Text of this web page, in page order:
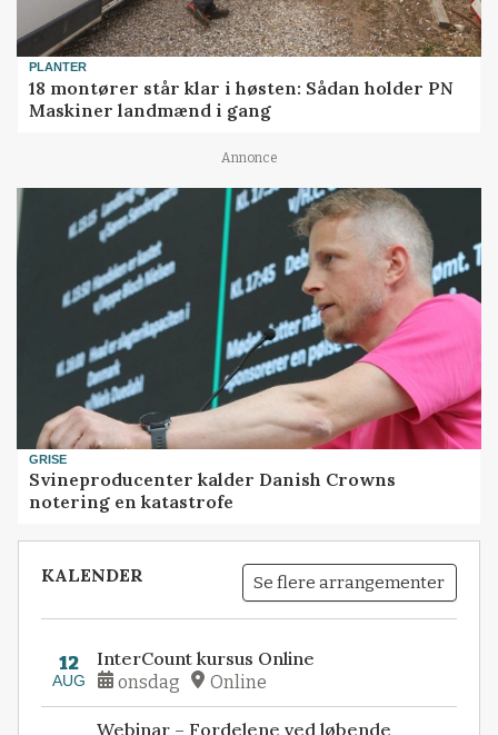
PLANTER
18 montører står klar i høsten: Sådan holder PN
Maskiner landmænd i gang
Annonce
GRISE
Svineproducenter kalder Danish Crowns
notering en katastrofe
KALENDER Se flere arrangementer
12
AUG
InterCount kursus Online
onsdag Online
Webinar – Fordelene ved løbende